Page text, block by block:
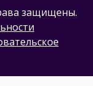
защищены.